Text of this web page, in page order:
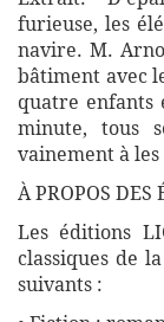
furieuse, les
navire. M.
bâtiment avec
quatre enfants
minute, tous
vainement à
À PROPOS
Les éditions
classiques de
suivants :